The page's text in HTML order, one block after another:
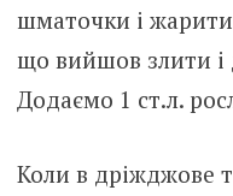
шматочки і
що вийшов злити і
Додаємо 1 ст.л.
Коли в дріжджове